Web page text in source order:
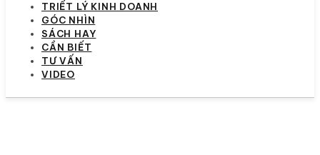
TRIẾT LÝ KINH DOANH
GÓC NHÌN
SÁCH HAY
CẦN BIẾT
TƯ VẤN
VIDEO